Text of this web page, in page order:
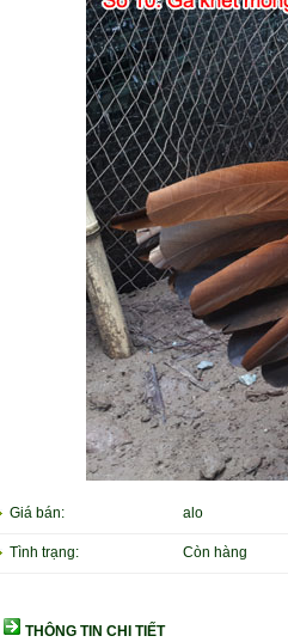
Giá bán: alo
Tình trạng: Còn hàng
THÔNG TIN CHI TIẾT